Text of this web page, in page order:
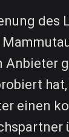
des
Anbieter
einen